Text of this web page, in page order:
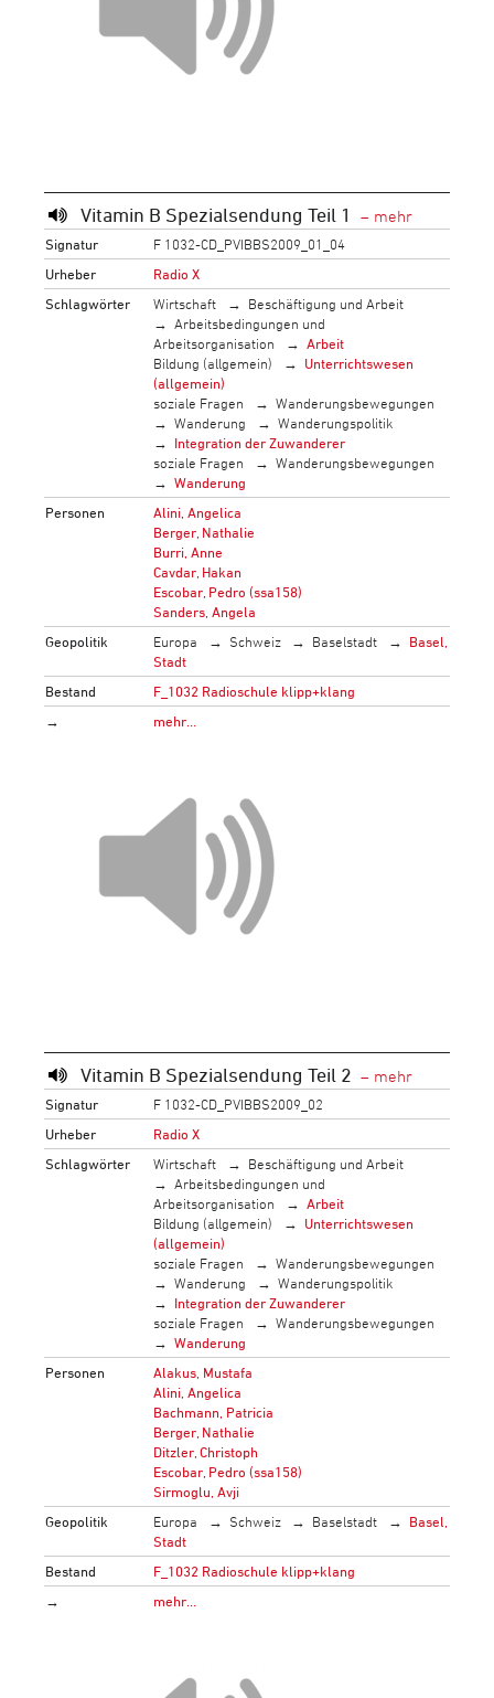
Vitamin B Spezialsendung Teil 1
Signatur
F 1032-CD_PVIBBS2009_01_04
Urheber
Radio X
Schlagwörter
Wirtschaft
Beschäftigung und Arbeit
Arbeitsbedingungen und
Arbeitsorganisation
Arbeit
Bildung (allgemein)
Unterrichtswesen
(allgemein)
soziale Fragen
Wanderungsbewegungen
Wanderung
Wanderungspolitik
Integration der Zuwanderer
soziale Fragen
Wanderungsbewegungen
Wanderung
Personen
Alini, Angelica
Berger, Nathalie
Burri, Anne
Cavdar, Hakan
Escobar, Pedro (ssa158)
Sanders, Angela
Geopolitik
Europa Schweiz Baselstadt
Basel,
Stadt
Bestand
F_1032 Radioschule klipp+klang
→
mehr…
Vitamin B Spezialsendung Teil 2
Signatur
F 1032-CD_PVIBBS2009_02
Urheber
Radio X
Schlagwörter
Wirtschaft
Beschäftigung und Arbeit
Arbeitsbedingungen und
Arbeitsorganisation
Arbeit
Bildung (allgemein)
Unterrichtswesen
(allgemein)
soziale Fragen
Wanderungsbewegungen
Wanderung
Wanderungspolitik
Integration der Zuwanderer
soziale Fragen
Wanderungsbewegungen
Wanderung
Personen
Alakus, Mustafa
Alini, Angelica
Bachmann, Patricia
Berger, Nathalie
Ditzler, Christoph
Escobar, Pedro (ssa158)
Sirmoglu, Avji
Geopolitik
Europa Schweiz Baselstadt
Basel,
Stadt
Bestand
F_1032 Radioschule klipp+klang
→
mehr…